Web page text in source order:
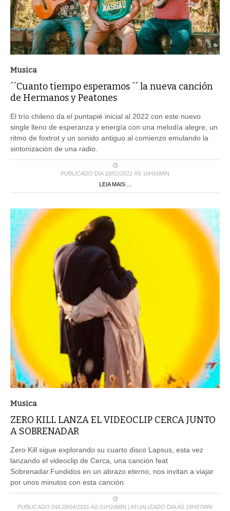
Musica
´´Cuanto tiempo esperamos ´´ la nueva canción
de Hermanos y Peatones
El trío chileno da el puntapié inicial al 2022 con este nuevo
single lleno de esperanza y energía con una melodía alegre, un
ritmo de foxtrot y un sonido antiguo al comienzo emulando la
sintonización de una radio.
PUBLICADO DIA 10/01/2022 ÀS 16H16MIN
LEIA MAIS ...
Musica
ZERO KILL LANZA EL VIDEOCLIP CERCA JUNTO
A SOBRENADAR
Zero Kill sigue explorando su cuarto disco Lapsus, esta vez
lanzando el videoclip de Cerca, una canción feat
Sobrenadar.Fundidos en un abrazo eterno, nos invitan a viajar
por unos minutos con esta canción.
PUBLICADO DIA 28/04/2021 ÀS 01H24MIN | ATUALIZADO DIA ÀS 19H07MIN